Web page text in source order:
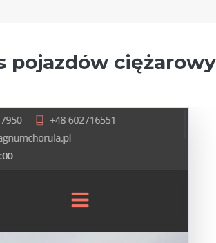
pojazdów